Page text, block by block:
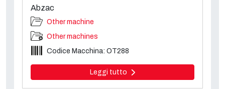
Abzac
Other machine
Other machines
Codice Macchina: OT288
Leggi tutto